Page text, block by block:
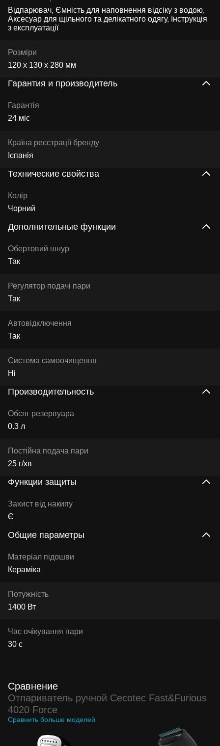
Відпарювач, Ємність для наповнення відсіку з водою,
Аксесуар для щільного та делікатного одягу, Інструкція
з експлуатації
Розміри
120 х 130 х 280 мм
Гарантия и производитель
Гарантія
24 міс
Країна реєстрації бренду
Іспанія
Технические свойства
Колір
Чорний
Дополнительные функции
Обертовий шнур
Так
Регулятор подачі пари
Так
Автовідключення
Так
Система самоочищення
Ні
Производительность
Обсяг резервуара
0.3 л
Постійна подача пари
25 г/хв
Функции защиты
Захист від накипу
Є
Общие параметры
Матеріал підошви
Кераміка
Потужність
1400 Вт
Час очікування пари
30 с
Сравнение
Отпариватель ручной Cecotec Fast&Furious
4020 Force
Сравнить больше моделей